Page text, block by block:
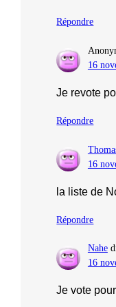
Répondre
16
Je revote
Répondre
16
la liste de
Répondre
Nahe
16
Je vote